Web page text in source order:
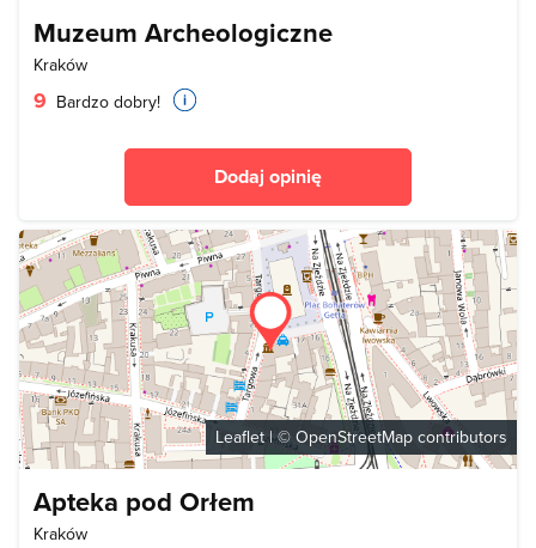
Muzeum Archeologiczne
Kraków
9 Bardzo dobry!
Dodaj opinię
Leaflet| © OpenStreetMap contributors
Apteka pod Orłem
Kraków